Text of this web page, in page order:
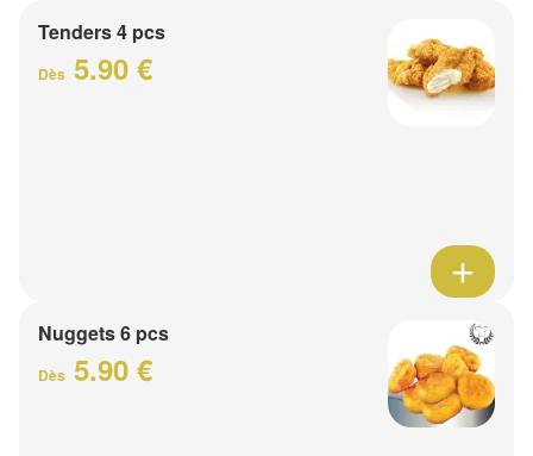
Tenders 4 pcs
Dès 5.90 €
Nuggets 6 pcs
Dès 5.90 €